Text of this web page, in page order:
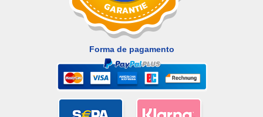
Forma de pagamento